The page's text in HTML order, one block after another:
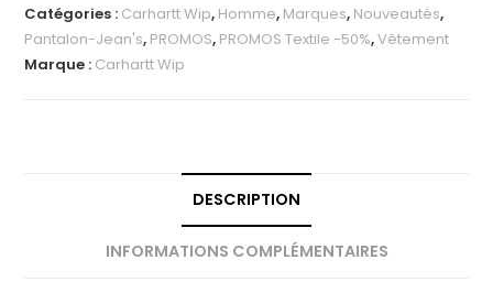
Catégories : Carhartt Wip, Homme, Marques, Nouveautés,
Pantalon-Jean's, PROMOS, PROMOS Textile -50%,Vêtement
Marque : Carhartt Wip
DESCRIPTION
INFORMATIONS COMPLÉMENTAIRES